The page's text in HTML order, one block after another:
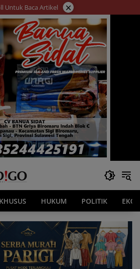
Untuk Baca Artikel ×
HUKUM POLITIK